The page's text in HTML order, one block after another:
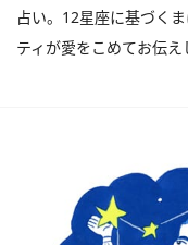
占い。12星座に基づく
ティが愛をこめてお伝え